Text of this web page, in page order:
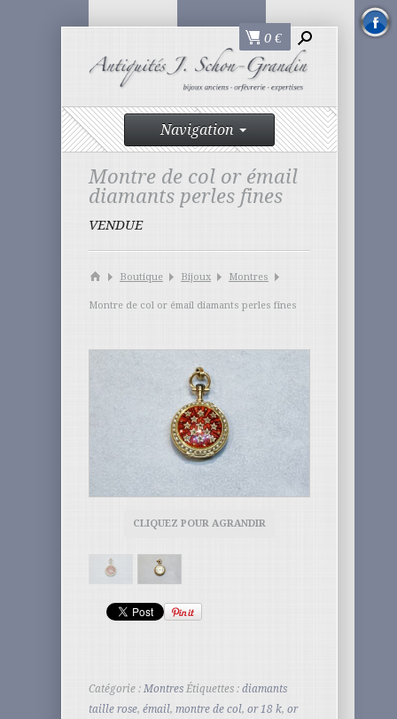
0 €
Navigation
Montre de col or émail
diamants perles fines
VENDUE
Boutique Bijoux Montres
Montre de col or émail diamants perles fines
CLIQUEZ POUR AGRANDIR
Catégorie : Montres Étiquettes : diamants
taille rose, émail, montre de col, or 18 k, or